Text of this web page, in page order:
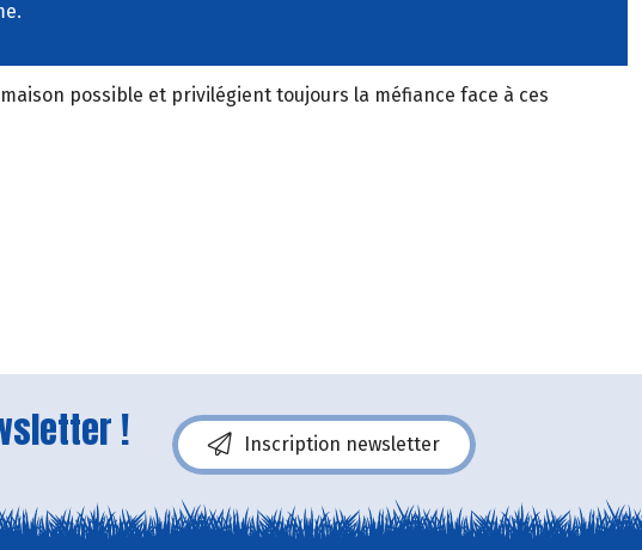
possible et privilégient toujours la méfiance face à ces
! Inscription newsletter